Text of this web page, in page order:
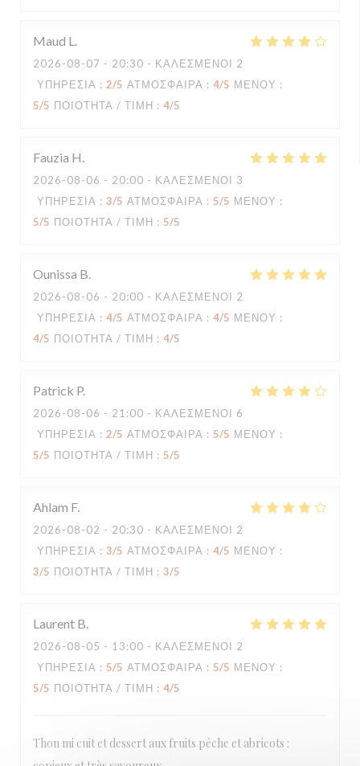
Maud L
2026-08-07 - 20:30 - ΚΑΛΕΣΜΈΝΟΙ 2
ΥΠΗΡΕΣΊΑ : 2/5 ΑΤΜΌΣΦΑΙΡΑ : 4/5 ΜΕΝΟΎ :
5/5 ΠΟΙΌΤΗΤΑ / ΤΙΜΉ : 4/5
Fauzia H
2026-08-06 - 20:00 - ΚΑΛΕΣΜΈΝΟΙ 3
ΥΠΗΡΕΣΊΑ : 3/5 ΑΤΜΌΣΦΑΙΡΑ : 5/5 ΜΕΝΟΎ :
5/5 ΠΟΙΌΤΗΤΑ / ΤΙΜΉ : 5/5
Ounissa B
2026-08-06 - 20:00 - ΚΑΛΕΣΜΈΝΟΙ 2
ΥΠΗΡΕΣΊΑ : 4/5 ΑΤΜΌΣΦΑΙΡΑ : 4/5 ΜΕΝΟΎ :
4/5 ΠΟΙΌΤΗΤΑ / ΤΙΜΉ : 4/5
Patrick P
2026-08-06 - 21:00 - ΚΑΛΕΣΜΈΝΟΙ 6
ΥΠΗΡΕΣΊΑ : 2/5 ΑΤΜΌΣΦΑΙΡΑ : 5/5 ΜΕΝΟΎ :
5/5 ΠΟΙΌΤΗΤΑ / ΤΙΜΉ : 5/5
Ahlam F
2026-08-02 - 20:30 - ΚΑΛΕΣΜΈΝΟΙ 2
ΥΠΗΡΕΣΊΑ : 3/5 ΑΤΜΌΣΦΑΙΡΑ : 4/5 ΜΕΝΟΎ :
3/5 ΠΟΙΌΤΗΤΑ / ΤΙΜΉ : 3/5
Laurent B
2026-08-05 - 13:00 - ΚΑΛΕΣΜΈΝΟΙ 2
ΥΠΗΡΕΣΊΑ : 5/5 ΑΤΜΌΣΦΑΙΡΑ : 5/5 ΜΕΝΟΎ :
5/5 ΠΟΙΌΤΗΤΑ / ΤΙΜΉ : 4/5
Thon mi cuit et dessert aux fruits pêche et abricots :